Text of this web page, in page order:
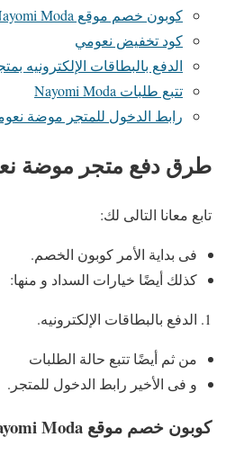
كوبون خصم موقع Nayomi Moda
كود تخفيض نعومي
الدفع بالبطاقات الإلكترونيه
تتبع طلبات Nayomi Moda
رابط الدخول للمتجر موضة
طرق دفع متجر موضة
تابع معانا التالى لك:
فى بداية الأمر كوبون الخصم.
كذلك أيضًا خيارات السداد و منها:
الدفع بالبطاقات الإلكترونيه.
من ثم أيضًا تتبع حالة الطلبات
و فى الأخير رابط الدخول للمتجر.
كوبون خصم موقع Moda